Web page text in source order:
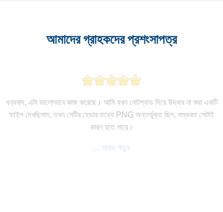
আমাদের গ্রাহকদের প্রশংসাপত্র
ধন্যবাদ, এটা ভালোভাবে কাজ করেছে। আমি যখন নোটপ্যাড দিয়ে উদ্ধার না করা একটি
ফাইল দেখছিলাম, তখন সেটির হেডার তথ্যে PNG অন্তর্ভুক্ত ছিল, সম্ভবত সেটাই
কারণ হতে পারে।
... আরও পড়ুন